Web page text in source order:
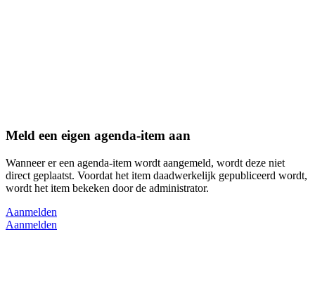
Meld een eigen agenda-item aan
Wanneer er een agenda-item wordt aangemeld, wordt deze niet
direct geplaatst. Voordat het item daadwerkelijk gepubliceerd wordt,
wordt het item bekeken door de administrator.
Aanmelden
Aanmelden